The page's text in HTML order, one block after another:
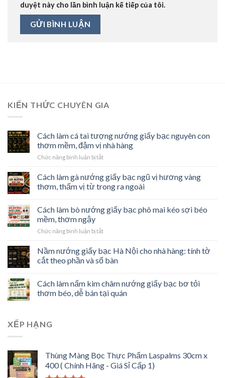
duyệt này cho lần bình luận kế tiếp của tôi.
KIẾN THỨC CHUYÊN GIA
Cách làm cá tai tượng nướng giấy bạc nguyên con
thơm mềm, đậm vị nhà hàng
Chức năng bình luận bị tắtở
làm
cá
tai
nướng
nguyên
thơm
mềm,
nhà
hàng
Cách làm gà nướng giấy bạc ngũ vị hương vàng
thơm, thấm vị từ trong ra ngoài
Cách làm bò nướng giấy bạc phô mai kéo sợi béo
mềm, thơm ngậy
Chức năng bình luận bị tắtở
bò
nướng
bạc
phô
mai
Nầm nướng giấy bạc Hà Nội cho nhà hàng: tính tờ
cắt theo phần và số bàn
Cách làm nấm kim châm nướng giấy bạc bơ tỏi
thơm béo, dễ bán tại quán
XẾP HẠNG
Thùng Màng Bọc Thực Phẩm Laspalms 30cm x
400 ( Chính Hãng - Giá Sỉ Cấp 1)